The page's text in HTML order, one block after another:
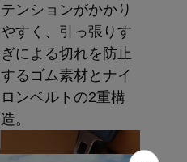
テンションがかかり
やすく、引っ張りす
ぎによる切れを防止
するゴム素材とナイ
ロンベルトの2重構
造。